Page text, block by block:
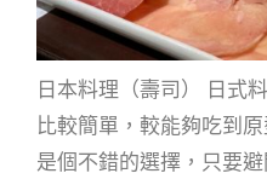
日本料理（壽司） 日式
比較簡單，較能夠吃到
是個不錯的選擇，只要